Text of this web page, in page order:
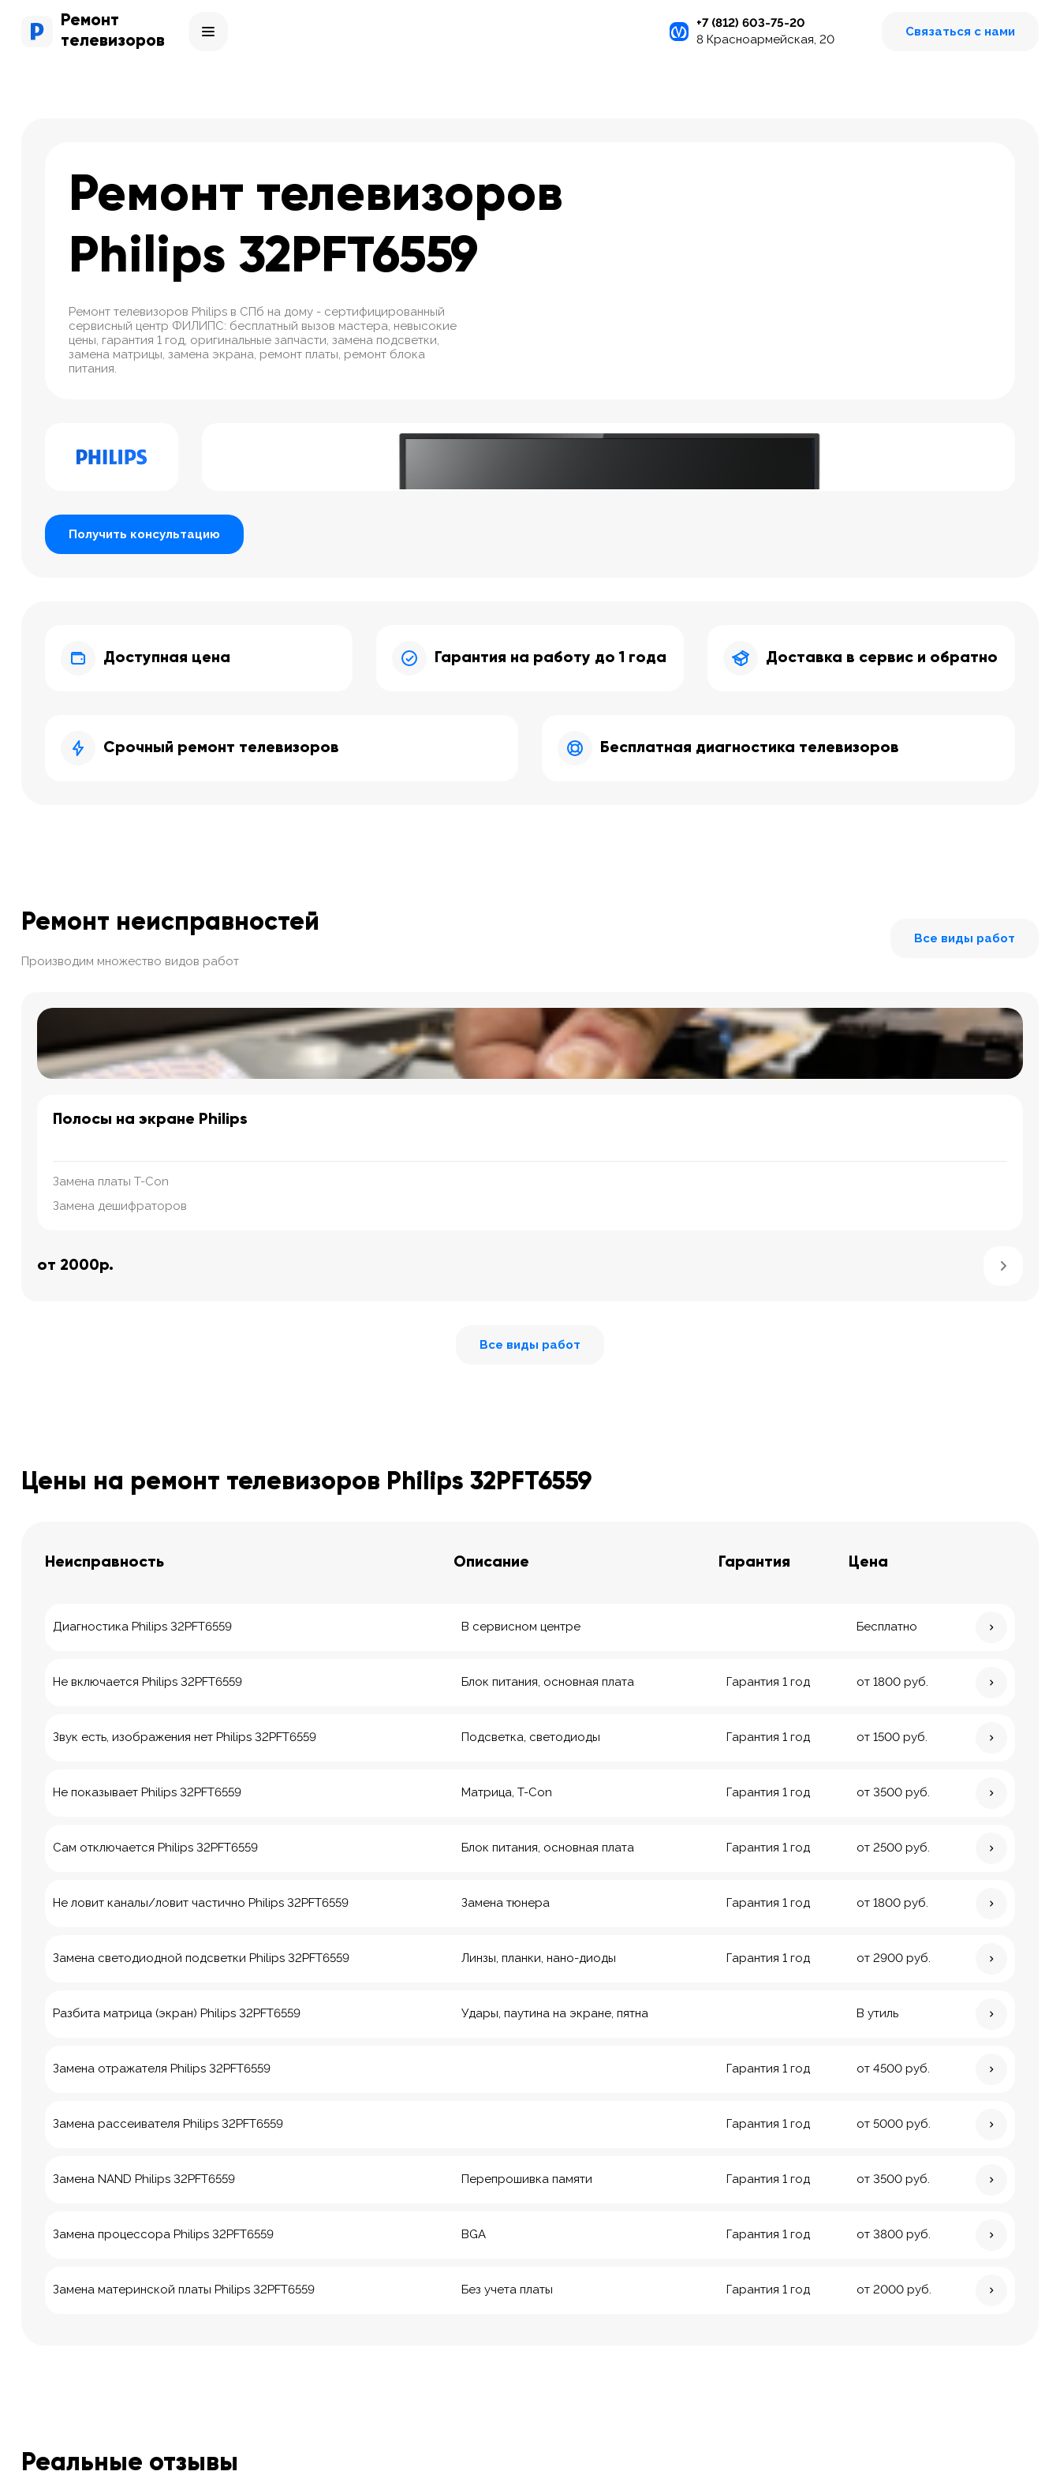
Ремонт
телевизоров
+7 (812) 603-75-20
8 Красноармейская, 20
Связаться с нами
Ремонт телевизоров
Philips 32PFT6559
Ремонт телевизоров Philips в СПб на дому - сертифицированный
сервисный центр ФИЛИПС: бесплатный вызов мастера, невысокие
цены, гарантия 1 год, оригинальные запчасти, замена подсветки,
замена матрицы, замена экрана, ремонт платы, ремонт блока
питания.
Получить консультацию
Доступная цена Гарантия на работу до 1 года Доставка в сервис и обратно
Срочный ремонт телевизоров Бесплатная диагностика телевизоров
Ремонт неисправностей
Производим множество видов работ
Все виды работ
Полосы на экране Philips
Замена платы T-Con
Замена дешифраторов
от 2000р.
Все виды работ
Цены на ремонт телевизоров Philips 32PFT6559
Неисправность Описание Гарантия Цена
Диагностика Philips 32PFT6559 В сервисном центре Бесплатно
Не включается Philips 32PFT6559 Блок питания, основная плата Гарантия 1 год от 1800 руб.
Звук есть, изображения нет Philips 32PFT6559 Подсветка, светодиоды Гарантия 1 год от 1500 руб.
Не показывает Philips 32PFT6559 Матрица, T-Con Гарантия 1 год от 3500 руб.
Сам отключается Philips 32PFT6559 Блок питания, основная плата Гарантия 1 год от 2500 руб.
Не ловит каналы/ловит частично Philips 32PFT6559 Замена тюнера Гарантия 1 год от 1800 руб.
Замена светодиодной подсветки Philips 32PFT6559 Линзы, планки, нано-диоды Гарантия 1 год от 2900 руб.
Разбита матрица (экран) Philips 32PFT6559 Удары, паутина на экране, пятна В утиль
Замена отражателя Philips 32PFT6559 Гарантия 1 год от 4500 руб.
Замена рассеивателя Philips 32PFT6559 Гарантия 1 год от 5000 руб.
Замена NAND Philips 32PFT6559 Перепрошивка памяти Гарантия 1 год от 3500 руб.
Замена процессора Philips 32PFT6559 BGA Гарантия 1 год от 3800 руб.
Замена материнской платы Philips 32PFT6559 Без учета платы Гарантия 1 год от 2000 руб.
Реальные отзывы
8 Красноармейская, 20